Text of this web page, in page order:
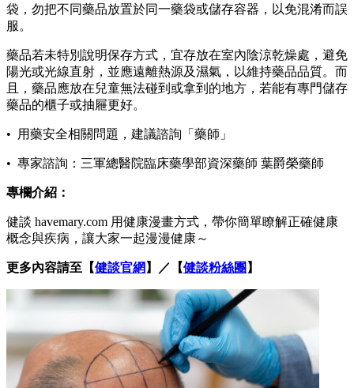
袋，勿把不同藥品放置於同一藥袋或儲存容器，以免混淆而誤
服。
藥品若未特別說明保存方式，宜存放在室內陰涼乾燥處，避免
陽光或光線直射，並應遠離熱源及濕氣，以維持藥品品質。而
且，藥品應放在兒童無法碰到或拿到的地方，若能有專門儲存
藥品的櫃子或抽屜更好。
• 用藥安全相關問題，建議諮詢「藥師」
• 專家諮詢：三軍總醫院臨床藥學部資深藥師 葉爵榮藥師
專欄介紹：
健談 havemary.com 用健康漫畫方式，帶你簡單瞭解正確健康
概念與疾病，讓大家一起漫漫健康～
更多內容請至【健談官網 】／【健談粉絲團 】